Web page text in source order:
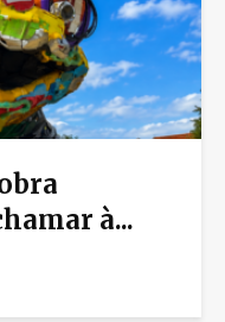
à...